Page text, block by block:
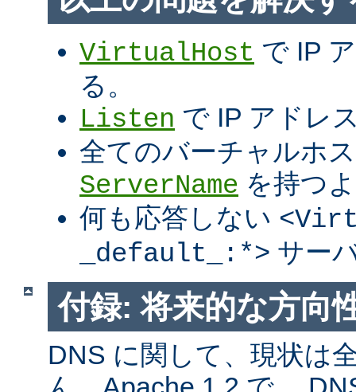
VirtualHost で IP
る。
Listen で IP アドレ
全てのバーチャルホ
ServerName を持つ
何も応答しない
_default_:*> サー
付録: 将来的な方向
DNS に関して、現状は